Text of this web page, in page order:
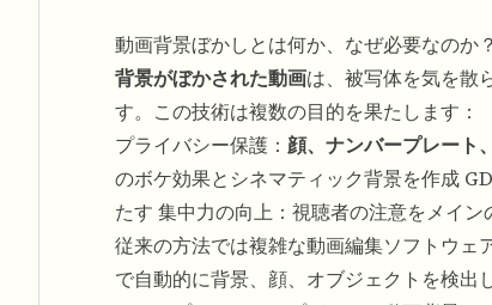
動画背景ぼかしとは何か、なぜ必要なのか？
背景がぼかされた動画は、被写体を気を散
す。この技術は複数の目的を果たします：
プライバシー保護： 顔、ナンバープレート
のボケ効果とシネマティック背景を作成
たす 集中力の向上：視聴者の注意をメイン
従来の方法では複雑な動画編集ソフトウェ
で自動的に背景、顔、オブジェクトを検出